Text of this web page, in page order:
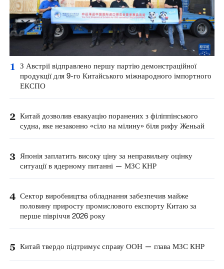
1
З Австрії відправлено першу партію демонстраційної
продукції для 9-го Китайського міжнародного імпортного
ЕКСПО
2 Китай дозволив евакуацію поранених з філіппінського
судна, яке незаконно «сіло на мілину» біля рифу Женьай
3 Японія заплатить високу ціну за неправильну оцінку
ситуації в ядерному питанні — МЗС КНР
4 Сектор виробництва обладнання забезпечив майже
половину приросту промислового експорту Китаю за
перше півріччя 2026 року
5 Китай твердо підтримує справу ООН — глава МЗС КНР